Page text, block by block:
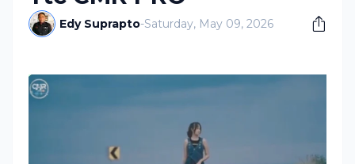
Edy Suprapto-Saturday, May 09, 2026